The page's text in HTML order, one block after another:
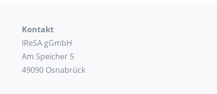
Kontakt
IReSA gGmbH
Am Speicher 5
49090 Osnabrück